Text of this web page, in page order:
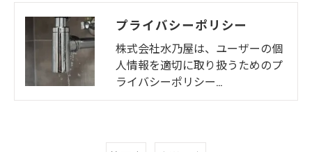
プライバシーポリシー
株式会社水乃屋は、ユーザーの個
人情報を適切に取り扱うためのプ
ライバシーポリシー…